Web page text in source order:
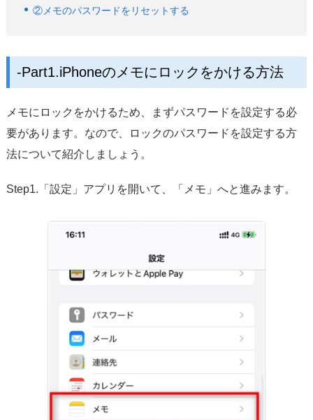
②メモのパスワードをリセットする
-Part1.iPhoneのメモにロックをかける方法
メモにロックをかけるため、まずパスワードを設定する必
要があります。なので、ロックのパスワードを設定する方
法について紹介しましょう。
Step1.「設定」アプリを開いて、「メモ」へと進みます。